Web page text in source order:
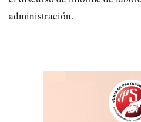
administración.